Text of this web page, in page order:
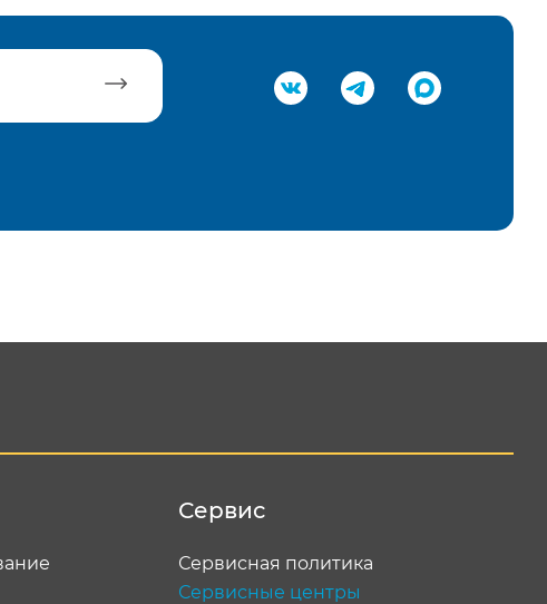
Сервис
Сервисная политика
Сервисные центры